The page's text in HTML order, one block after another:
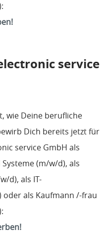
service
wie Deine berufliche
Dich bereits jetzt für
service GmbH als
(m/w/d), als
d), als IT-
als Kaufmann /-frau